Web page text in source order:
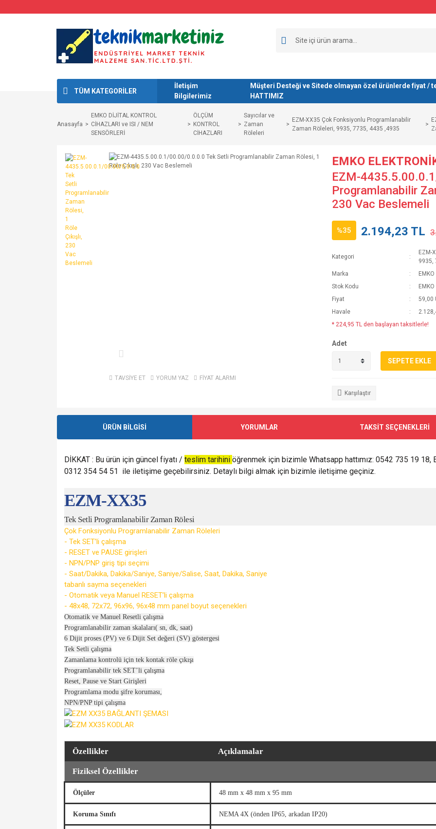
TÜM KATEGORİLER
İletişim
Bilgilerimiz
Müşteri Desteği ve Sitede olmayan özel ürünlerde fiyat /
HATTIMIZ
Anasayfa
EMKO DİJİTAL KONTROL
CİHAZLARI ve ISI / NEM
SENSÖRLERİ
ÖLÇÜM
KONTROL
CİHAZLARI
Sayıcılar ve
Zaman
Röleleri
EZM-XX35 Çok Fonksiyonlu Programlanabilir
Zaman Röleleri, 9935, 7735, 4435 ,4935
TAVSİYE ET YORUM YAZ FİYAT ALARMI
EMKO
EZM-
Programlanabilir
230 Vac Beslemeli
%35 2.194,23 TL
Kategori
EZM-
9935,
Marka
Stok Kodu
Fiyat
59,00
Havale
* 224,95 TL den başlayan taksitlerle!
Adet
SEPETE EKLE
Karşılaştır
ÜRÜN BİLGİSİ YORUMLAR TAKSİT SEÇENEKLERİ
DİKKAT : Bu ürün için güncel fiyatı / teslim tarihini öğrenmek için bizimle Whatsapp hattımız: 0542 735 19 18,
0312 354 54 51 ile iletişime geçebilirsiniz. Detaylı bilgi almak için bizimle iletişime geçiniz.
EZM-XX35
Tek Setli Programlanabilir Zaman Rölesi
Çok Fonksiyonlu Programlanabilir Zaman Röleleri
- Tek SET’li çalışma
- RESET ve PAUSE girişleri
- NPN/PNP giriş tipi seçimi
- Saat/Dakika, Dakika/Saniye, Saniye/Salise, Saat, Dakika, Saniye
tabanlı sayma seçenekleri
- Otomatik veya Manuel RESET’li çalışma
- 48x48, 72x72, 96x96, 96x48 mm panel boyut seçenekleri
Otomatik ve Manuel Resetli çalışma
Programlanabilir zaman skalaları( sn, dk, saat)
6 Dijit proses (PV) ve 6 Dijit Set değeri (SV) göstergesi
Tek Setli çalışma
Zamanlama kontrolü için tek kontak röle çıkışı
Programlanabilir tek SET’li çalışma
Reset, Pause ve Start Girişleri
Programlama modu şifre koruması,
NPN/PNP tipi çalışma
Özellikler Açıklamalar
Fiziksel Özellikler
Ölçüler 48 mm x 48 mm x 95 mm
Koruma Sınıfı NEMA 4X (önden IP65, arkadan IP20)